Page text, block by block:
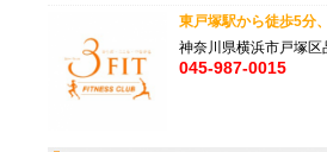
東戸塚駅から徒歩5分
神奈川県横浜市戸塚
045-987-0015